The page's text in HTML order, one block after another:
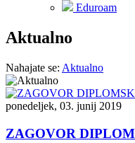
Eduroam
Aktualno
Nahajate se: Aktualno
ponedeljek, 03. junij 2019
ZAGOVOR